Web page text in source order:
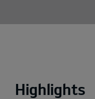
Highlights